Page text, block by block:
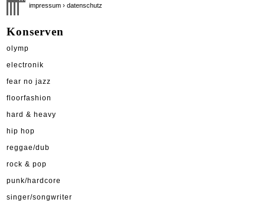
impressum › datenschutz
Konserven
olymp
electronik
fear no jazz
floorfashion
hard & heavy
hip hop
reggae/dub
rock & pop
punk/hardcore
singer/songwriter